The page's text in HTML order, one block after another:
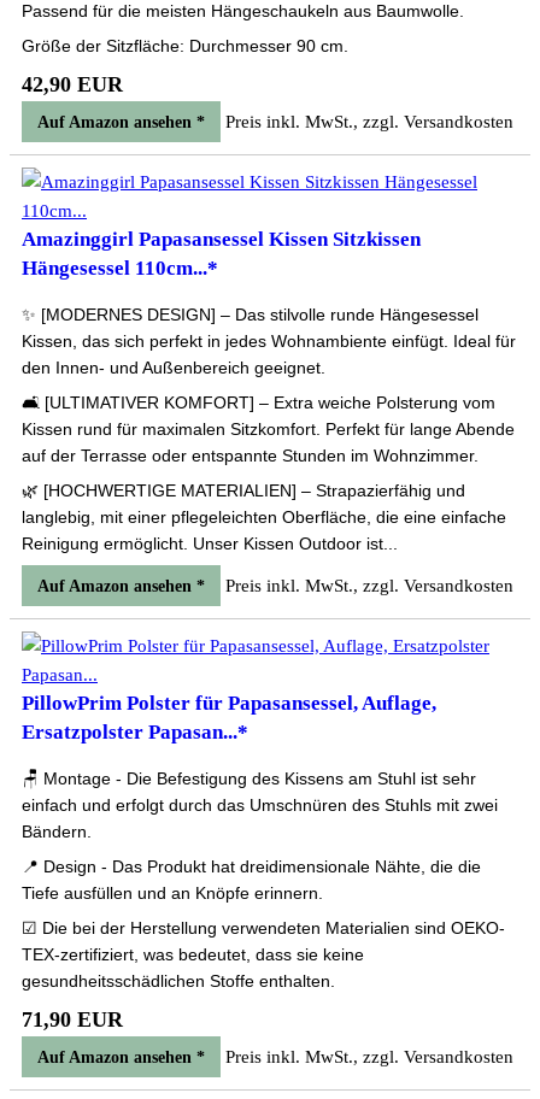
Passend für die meisten Hängeschaukeln aus Baumwolle.
Größe der Sitzfläche: Durchmesser 90 cm.
42,90 EUR
Auf Amazon ansehen * Preis inkl. MwSt., zzgl. Versandkosten
Amazinggirl Papasansessel Kissen Sitzkissen
Hängesessel 110cm...*
✨ [MODERNES DESIGN] – Das stilvolle runde Hängesessel
Kissen, das sich perfekt in jedes Wohnambiente einfügt. Ideal für
den Innen- und Außenbereich geeignet.
🛋 [ULTIMATIVER KOMFORT] – Extra weiche Polsterung vom
Kissen rund für maximalen Sitzkomfort. Perfekt für lange Abende
auf der Terrasse oder entspannte Stunden im Wohnzimmer.
🌿 [HOCHWERTIGE MATERIALIEN] – Strapazierfähig und
langlebig, mit einer pflegeleichten Oberfläche, die eine einfache
Reinigung ermöglicht. Unser Kissen Outdoor ist...
Auf Amazon ansehen * Preis inkl. MwSt., zzgl. Versandkosten
PillowPrim Polster für Papasansessel, Auflage,
Ersatzpolster Papasan...*
🪑 Montage - Die Befestigung des Kissens am Stuhl ist sehr
einfach und erfolgt durch das Umschnüren des Stuhls mit zwei
Bändern.
📍 Design - Das Produkt hat dreidimensionale Nähte, die die
Tiefe ausfüllen und an Knöpfe erinnern.
☑ Die bei der Herstellung verwendeten Materialien sind OEKO-
TEX-zertifiziert, was bedeutet, dass sie keine
gesundheitsschädlichen Stoffe enthalten.
71,90 EUR
Auf Amazon ansehen * Preis inkl. MwSt., zzgl. Versandkosten